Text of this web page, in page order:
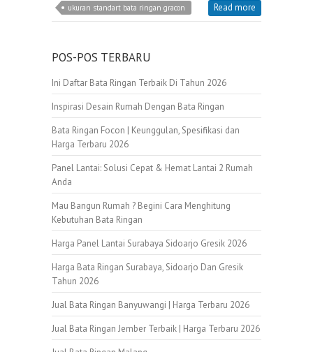
ukuran standart bata ringan gracon
Read more
POS-POS TERBARU
Ini Daftar Bata Ringan Terbaik Di Tahun 2026
Inspirasi Desain Rumah Dengan Bata Ringan
Bata Ringan Focon | Keunggulan, Spesifikasi dan
Harga Terbaru 2026
Panel Lantai: Solusi Cepat & Hemat Lantai 2 Rumah
Anda
Mau Bangun Rumah ? Begini Cara Menghitung
Kebutuhan Bata Ringan
Harga Panel Lantai Surabaya Sidoarjo Gresik 2026
Harga Bata Ringan Surabaya, Sidoarjo Dan Gresik
Tahun 2026
Jual Bata Ringan Banyuwangi | Harga Terbaru 2026
Jual Bata Ringan Jember Terbaik | Harga Terbaru 2026